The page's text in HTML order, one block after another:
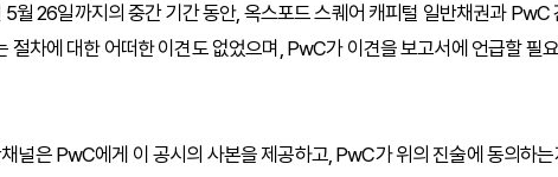
월 26일까지의 중간 기간 동안, 옥스포드 스퀘어 캐피털 일반채권과 PwC
절차에 대한 어떠한 이견도 없었으며, PwC가 이견을 보고서에 언급할 필
널은 PwC에게 이 공시의 사본을 제공하고, PwC가 위의 진술에 동의하는